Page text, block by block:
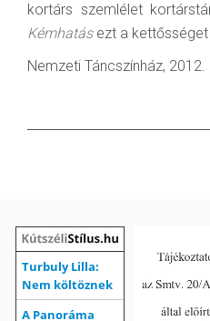
kortárs szemlélet
Kémhatásezt a kettősséget
Nemzeti Táncszínház,